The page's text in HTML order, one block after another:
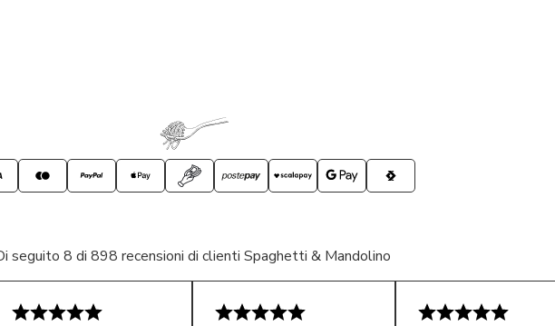
seguito 8 di 898 recensioni di clienti Spaghetti & Mandolino